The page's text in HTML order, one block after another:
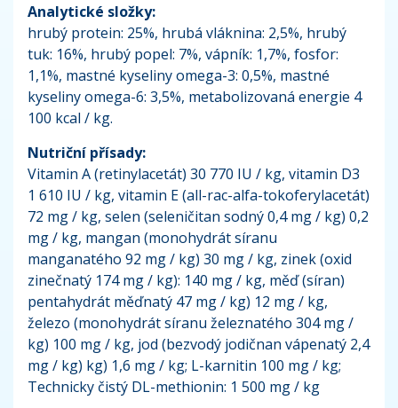
Analytické složky:
hrubý protein: 25%, hrubá vláknina: 2,5%, hrubý
tuk: 16%, hrubý popel: 7%, vápník: 1,7%, fosfor:
1,1%, mastné kyseliny omega-3: 0,5%, mastné
kyseliny omega-6: 3,5%, metabolizovaná energie 4
100 kcal / kg.
Nutriční přísady:
Vitamin A (retinylacetát) 30 770 IU / kg, vitamin D3
1 610 IU / kg, vitamin E (all-rac-alfa-tokoferylacetát)
72 mg / kg, selen (seleničitan sodný 0,4 mg / kg) 0,2
mg / kg, mangan (monohydrát síranu
manganatého 92 mg / kg) 30 mg / kg, zinek (oxid
zinečnatý 174 mg / kg): 140 mg / kg, měď (síran)
pentahydrát měďnatý 47 mg / kg) 12 mg / kg,
železo (monohydrát síranu železnatého 304 mg /
kg) 100 mg / kg, jod (bezvodý jodičnan vápenatý 2,4
mg / kg) kg) 1,6 mg / kg; L-karnitin 100 mg / kg;
Technicky čistý DL-methionin: 1 500 mg / kg